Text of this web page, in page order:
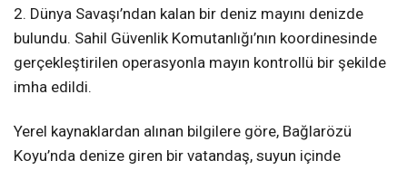
2. Dünya Savaşı’ndan kalan bir deniz mayını denizde
bulundu. Sahil Güvenlik Komutanlığı’nın koordinesinde
gerçekleştirilen operasyonla mayın kontrollü bir şekilde
imha edildi.
Yerel kaynaklardan alınan bilgilere göre, Bağlarözü
Koyu’nda denize giren bir vatandaş, suyun içinde